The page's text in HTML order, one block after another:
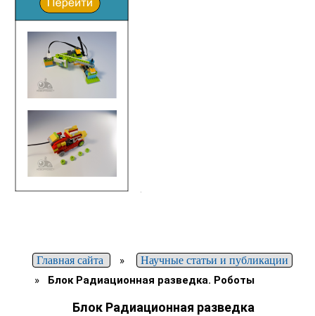
Главная сайта » Научные статьи и публикации
» Блок Радиационная разведка. Роботы
Блок Радиационная разведка